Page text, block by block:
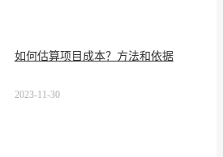
如何估算项目成本？方法和依据
2023-11-30